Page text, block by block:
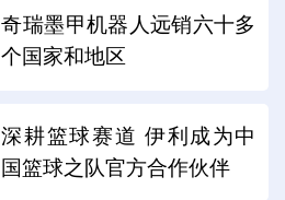
奇瑞墨甲机器人远销六十多
个国家和地区
深耕篮球赛道 伊利成为中
国篮球之队官方合作伙伴